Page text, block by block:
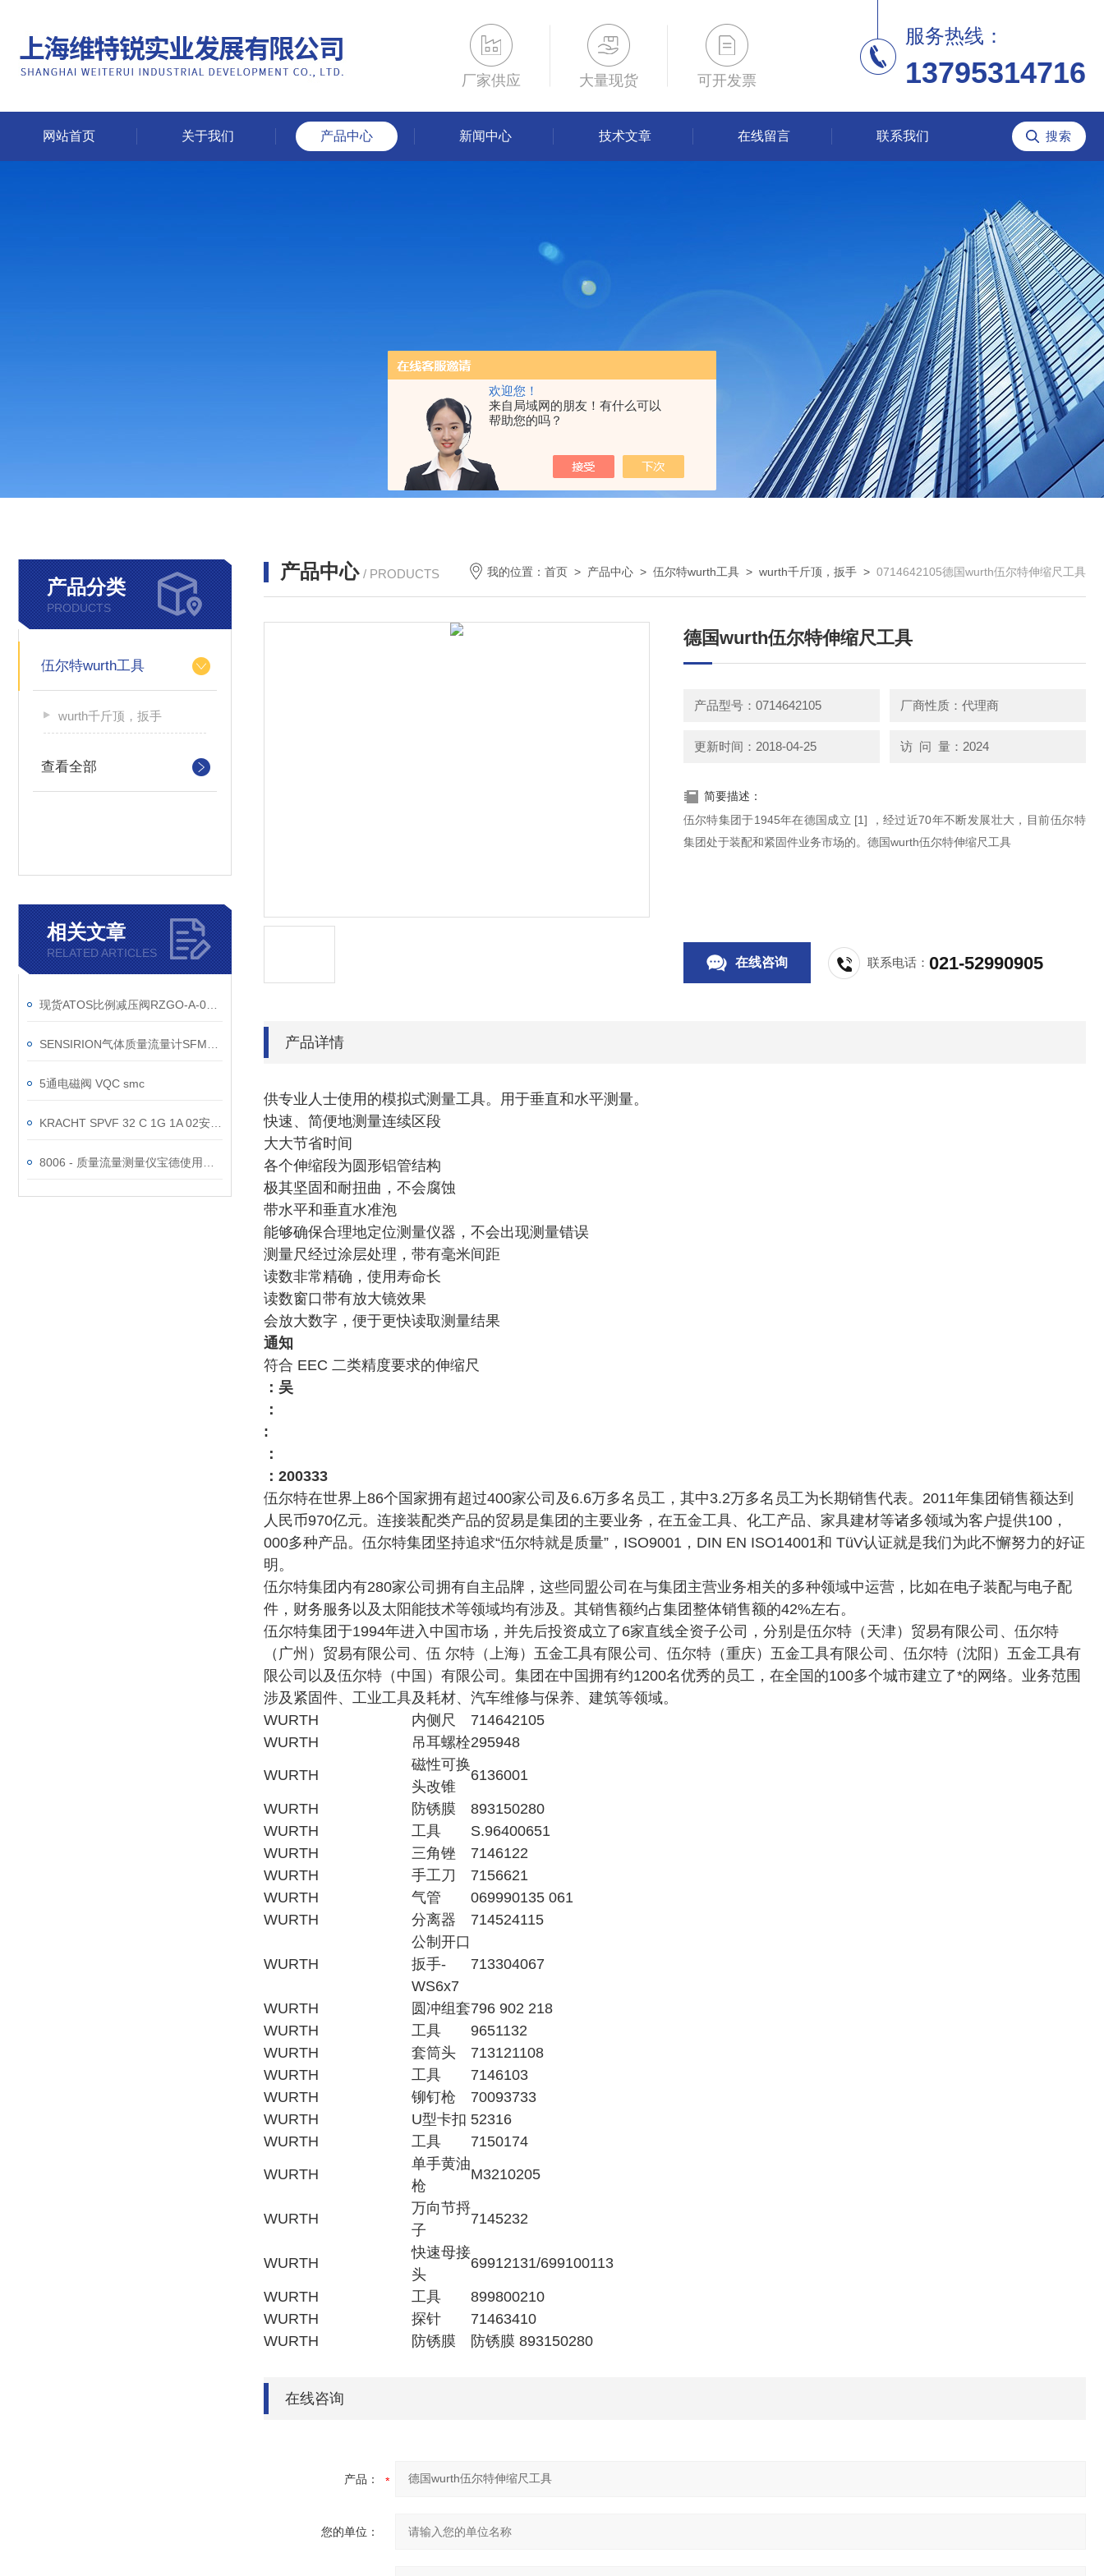
欢迎您！
来自局域网的朋友！有什么可以
帮助您的吗？
厂家供应 大量现货 可开发票
服务热线：
13795314716
网站首页 关于我们 产品中心 新闻中心 技术文章 在线留言 联系我们
产品分类
PRODUCTS
伍尔特wurth工具
wurth千斤顶，扳手
查看全部
相关文章
RELATED ARTICLES
5通电磁阀 VQC smc
产品中心 / PRODUCTS 我的位置： 首页 > 产品中心 > 伍尔特wurth工具 > wurth千斤顶，扳手 > 0714642105德国wurth伍尔特伸缩尺工具
德国wurth伍尔特伸缩尺工具
产品型号：0714642105 厂商性质：代理商
更新时间：2018-04-25 访 问 量：2024
简要描述：
伍尔特集团于1945年在德国成立 [1] ，经过近70年不断发展壮大，目前伍尔特
集团处于装配和紧固件业务市场的。德国wurth伍尔特伸缩尺工具
在线咨询 联系电话：021-52990905
产品详情
供专业人士使用的模拟式测量工具。用于垂直和水平测量。
快速、简便地测量连续区段
大大节省时间
各个伸缩段为圆形铝管结构
极其坚固和耐扭曲，不会腐蚀
带水平和垂直水准泡
能够确保合理地定位测量仪器，不会出现测量错误
测量尺经过涂层处理，带有毫米间距
读数非常精确，使用寿命长
读数窗口带有放大镜效果
会放大数字，便于更快读取测量结果
通知
符合 EEC 二类精度要求的伸缩尺
：吴
：
:
：
：200333
伍尔特在世界上86个国家拥有超过400家公司及6.6万多名员工，其中3.2万多名员工为长期销售代表。2011年集团销售额达到
人民币970亿元。连接装配类产品的贸易是集团的主要业务，在五金工具、化工产品、家具建材等诸多领域为客户提供100，
000多种产品。伍尔特集团坚持追求“伍尔特就是质量”，ISO9001，DIN EN ISO14001和 TüV认证就是我们为此不懈努力的好证
明。
伍尔特集团内有280家公司拥有自主品牌，这些同盟公司在与集团主营业务相关的多种领域中运营，比如在电子装配与电子配
件，财务服务以及太阳能技术等领域均有涉及。其销售额约占集团整体销售额的42%左右。
伍尔特集团于1994年进入中国市场，并先后投资成立了6家直线全资子公司，分别是伍尔特（天津）贸易有限公司、伍尔特
（广州）贸易有限公司、伍 尔特（上海）五金工具有限公司、伍尔特（重庆）五金工具有限公司、伍尔特（沈阳）五金工具有
限公司以及伍尔特（中国）有限公司。集团在中国拥有约1200名优秀的员工，在全国的100多个城市建立了*的网络。业务范围
涉及紧固件、工业工具及耗材、汽车维修与保养、建筑等领域。
WURTH
内侧尺
714642105
WURTH
吊耳螺栓295948
WURTH
磁性可换
头改锥
6136001
WURTH 防锈膜
893150280
WURTH
工具
S.96400651
WURTH
三角锉
7146122
WURTH
手工刀
7156621
WURTH
气管
069990135 061
WURTH
分离器 714524115
WURTH
公制开口
扳手-
WS6x7
713304067
WURTH 圆冲组套796 902 218
WURTH
工具
9651132
WURTH
套筒头
713121108
WURTH
工具
7146103
WURTH
铆钉枪
70093733
WURTH
U型卡扣 52316
WURTH
工具
7150174
WURTH
单手黄油
枪
M3210205
WURTH
万向节捋
子
7145232
WURTH
快速母接
头
69912131/699100113
WURTH 工具
899800210
WURTH
探针
71463410
WURTH
防锈膜 防锈膜 893150280
在线咨询
产品：
您的单位：